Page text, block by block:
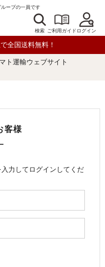
ープの一員です
検索 ご利用ガイドログイン
全国送料無料！
ト運輸ウェブサイト
客様
力してログインしてくだ